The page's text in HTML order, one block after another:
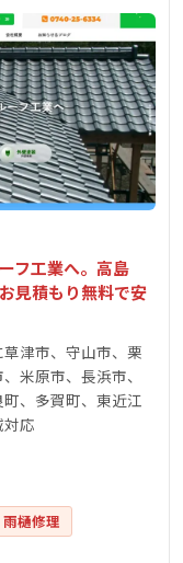
フ工業へ。高島
見積もり無料で安
津市、守山市、栗
米原市、長浜市、
、多賀町、東近江
応
雨樋修理